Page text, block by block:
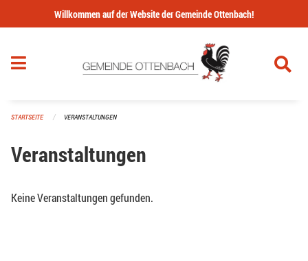
Navigation überspringen
Willkommen auf der Website der Gemeinde Ottenbach!
STARTSEITE VERANSTALTUNGEN
Veranstaltungen
Keine Veranstaltungen gefunden.